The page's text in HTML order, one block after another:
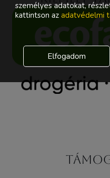
személyes adatokat,
kattintson az adatvédelmi
Elfogadom